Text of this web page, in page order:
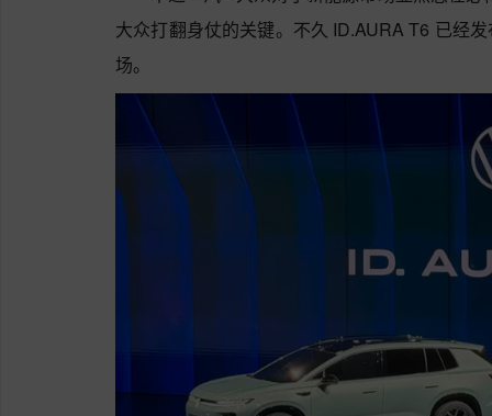
大众打翻身仗的关键。不久 ID.AURA T6 已经
场。